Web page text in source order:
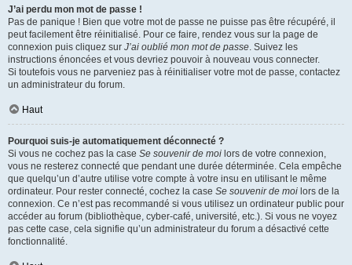
J’ai perdu mon mot de passe !
Pas de panique ! Bien que votre mot de passe ne puisse pas être récupéré, il
peut facilement être réinitialisé. Pour ce faire, rendez vous sur la page de
connexion puis cliquez sur J’ai oublié mon mot de passe. Suivez les
instructions énoncées et vous devriez pouvoir à nouveau vous connecter.
Si toutefois vous ne parveniez pas à réinitialiser votre mot de passe, contactez
un administrateur du forum.
Haut
Pourquoi suis-je automatiquement déconnecté ?
Si vous ne cochez pas la case Se souvenir de moi lors de votre connexion,
vous ne resterez connecté que pendant une durée déterminée. Cela empêche
que quelqu’un d’autre utilise votre compte à votre insu en utilisant le même
ordinateur. Pour rester connecté, cochez la case Se souvenir de moi lors de la
connexion. Ce n’est pas recommandé si vous utilisez un ordinateur public pour
accéder au forum (bibliothèque, cyber-café, université, etc.). Si vous ne voyez
pas cette case, cela signifie qu’un administrateur du forum a désactivé cette
fonctionnalité.